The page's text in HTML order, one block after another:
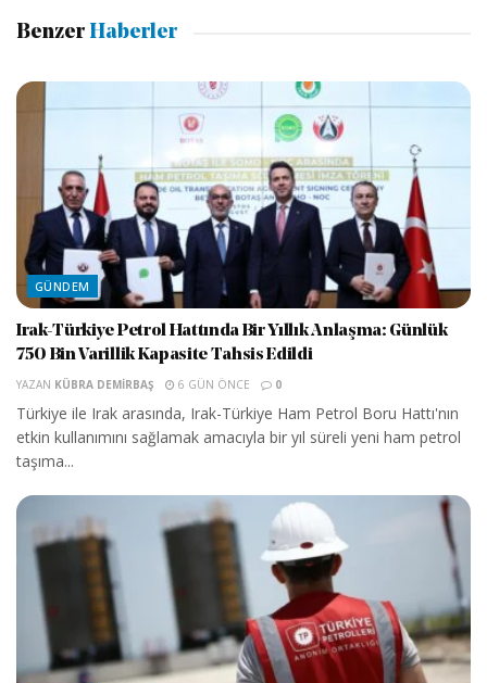
Benzer Haberler
GÜNDEM
Irak-Türkiye Petrol Hattında Bir Yıllık Anlaşma: Günlük
750 Bin Varillik Kapasite Tahsis Edildi
YAZAN KÜBRA DEMIRBAŞ 6 GÜN ÖNCE 0
Türkiye ile Irak arasında, Irak-Türkiye Ham Petrol Boru Hattı'nın
etkin kullanımını sağlamak amacıyla bir yıl süreli yeni ham petrol
taşıma...